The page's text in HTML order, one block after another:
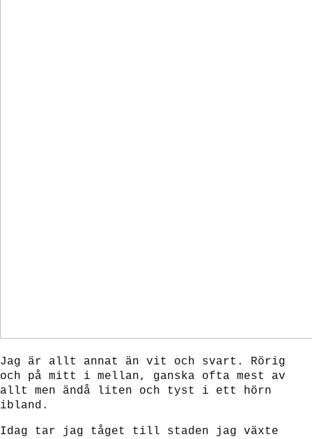
Jag är allt annat än vit och svart. Rörig
och på mitt i mellan, ganska ofta mest av
allt men ändå liten och tyst i ett hörn
ibland.
Idag tar jag tåget till staden jag växte